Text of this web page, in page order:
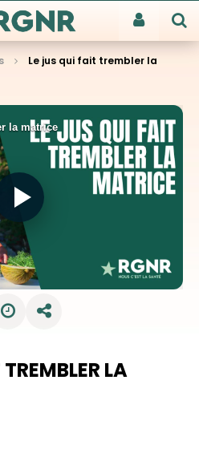
Le jus qui fait trembler la
LA